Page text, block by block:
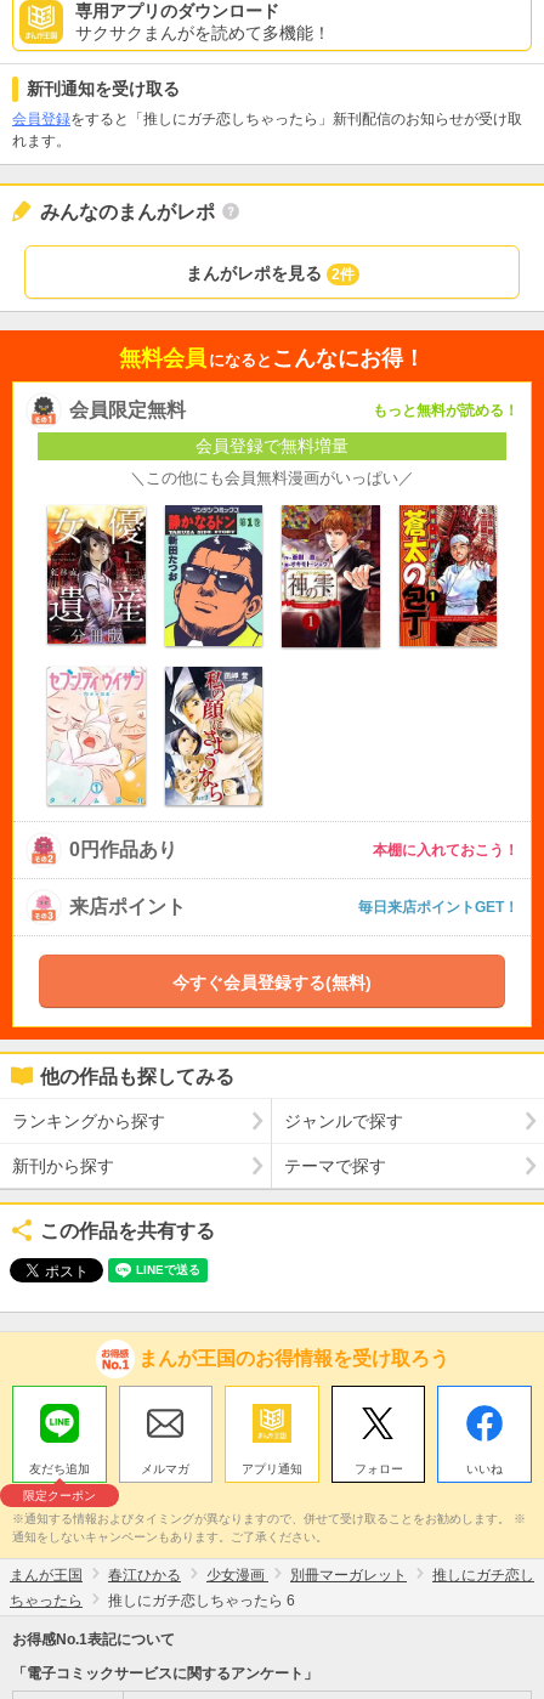
専用アプリのダウンロード
サクサクまんがを読めて多機能！
新刊通知を受け取る
会員登録をすると「推しにガチ恋しちゃったら」新刊配信のお知らせが受け取
れます。
みんなのまんがレポ
まんがレポを見る 2件
無料会員 になると こんなにお得！
会員限定無料 もっと無料が読める！
会員登録で無料増量
＼この他にも会員無料漫画がいっぱい／
0円作品あり 本棚に入れておこう！
来店ポイント 毎日来店ポイントGET！
今すぐ会員登録する(無料)
他の作品も探してみる
ランキングから探す ジャンルで探す
新刊から探す テーマで探す
この作品を共有する
まんが王国のお得情報を受け取ろう
友だち追加
限定クーポン
メルマガ アプリ通知 フォロー いいね
※通知する情報およびタイミングが異なりますので、併せて受け取ることをお勧めします。 ※
通知をしないキャンペーンもあります。ご了承ください。
まんが王国 春江ひかる 少女漫画 別冊マーガレット
推しにガチ恋し
ちゃったら
推しにガチ恋しちゃったら 6
お得感No.1表記について
「電子コミックサービスに関するアンケート」